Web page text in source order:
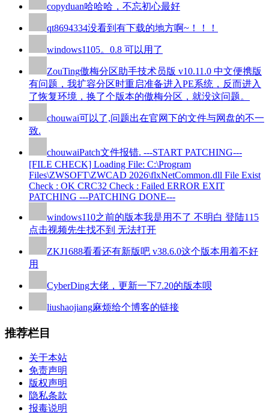
copyduan哈哈哈，不忘初心最好
qt8694334没看到有下载的地方啊~！！！
windows1105。0.8 可以用了
ZouTing傲梅分区助手技术员版 v10.11.0 中文便携版
有问题，我扩容分区时重启准备进入PE系统，反而进入
了恢复环境，换了个版本的傲梅分区，就没这问题。
chouwai可以了,问题出在官网下的文件与网盘的不一
致.
chouwaiPatch文件报错. ---START PATCHING---
[FILE CHECK] Loading File: C:\Program
Files\ZWSOFT\ZWCAD 2026\flxNetCommon.dll File Exist
Check : OK CRC32 Check : Failed ERROR EXIT
PATCHING ---PATCHING DONE---
windows110之前的版本我是用不了 不明白 登陆115
点击视频先生找不到 无法打开
ZKJ1688看看还有新版吧 v38.6.0这个版本用着不好
用
CyberDing大佬，更新一下7.20的版本呗
liushaojiang麻烦给个博客的链接
推荐栏目
关于本站
免责声明
版权声明
隐私条款
报毒说明